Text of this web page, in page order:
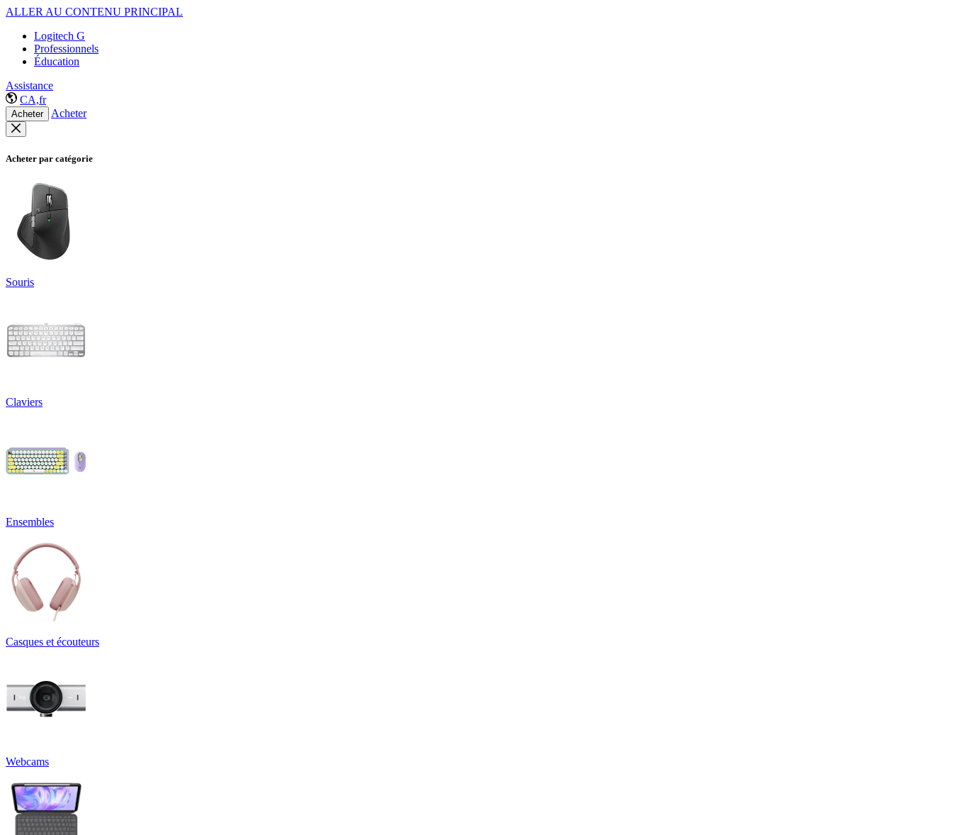
ALLER AU CONTENU PRINCIPAL
Logitech G
Professionnels
Éducation
Assistance
CA,fr
Acheter Acheter
Acheter par catégorie
Souris
Claviers
Ensembles
Casques et écouteurs
Webcams